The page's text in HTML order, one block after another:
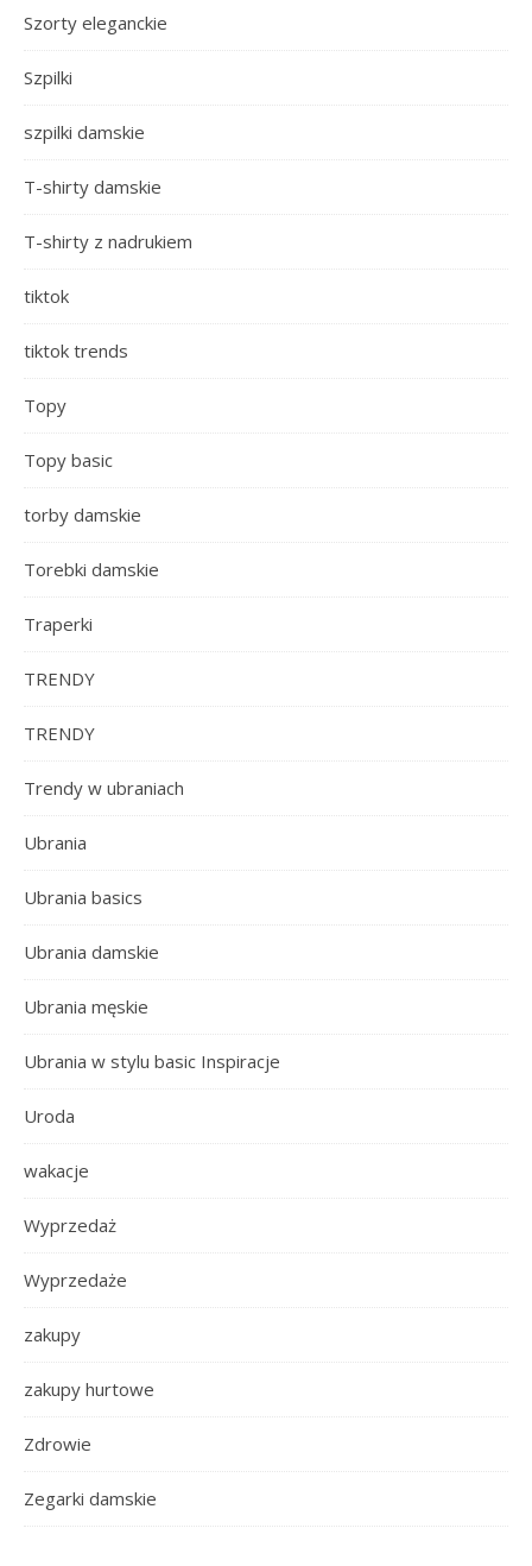
Szorty eleganckie
Szpilki
szpilki damskie
T-shirty damskie
T-shirty z nadrukiem
tiktok
tiktok trends
Topy
Topy basic
torby damskie
Torebki damskie
Traperki
TRENDY
TRENDY
Trendy w ubraniach
Ubrania
Ubrania basics
Ubrania damskie
Ubrania męskie
Ubrania w stylu basic Inspiracje
Uroda
wakacje
Wyprzedaż
Wyprzedaże
zakupy
zakupy hurtowe
Zdrowie
Zegarki damskie